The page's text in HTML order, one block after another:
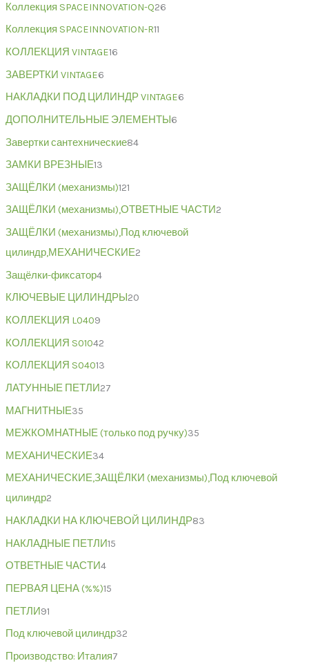
Коллекция SPACEINNOVATION-Q26
Коллекция SPACEINNOVATION-R11
КОЛЛЕКЦИЯ VINTAGE16
ЗАВЕРТКИ VINTAGE6
НАКЛАДКИ ПОД ЦИЛИНДР VINTAGE6
ДОПОЛНИТЕЛЬНЫЕ ЭЛЕМЕНТЫ 6
Завертки сантехнические84
ЗАМКИ ВРЕЗНЫЕ13
ЗАЩЁЛКИ (механизмы)121
ЗАЩЁЛКИ (механизмы),ОТВЕТНЫЕ ЧАСТИ2
ЗАЩЁЛКИ (механизмы),Под ключевой
цилиндр,МЕХАНИЧЕСКИЕ2
Защёлки-фиксатор4
КЛЮЧЕВЫЕ ЦИЛИНДРЫ 20
КОЛЛЕКЦИЯ L0409
КОЛЛЕКЦИЯ S01042
КОЛЛЕКЦИЯ S04013
ЛАТУННЫЕ ПЕТЛИ27
МАГНИТНЫЕ35
МЕЖКОМНАТНЫЕ (только под ручку)35
МЕХАНИЧЕСКИЕ34
МЕХАНИЧЕСКИЕ,ЗАЩЁЛКИ (механизмы),Под ключевой
цилиндр2
НАКЛАДКИ НА КЛЮЧЕВОЙ ЦИЛИНДР83
НАКЛАДНЫЕ ПЕТЛИ15
ОТВЕТНЫЕ ЧАСТИ4
ПЕРВАЯ ЦЕНА (%%)15
ПЕТЛИ91
Под ключевой цилиндр32
Производство: Италия7